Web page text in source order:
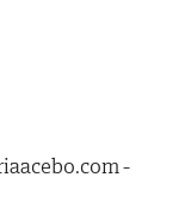
-